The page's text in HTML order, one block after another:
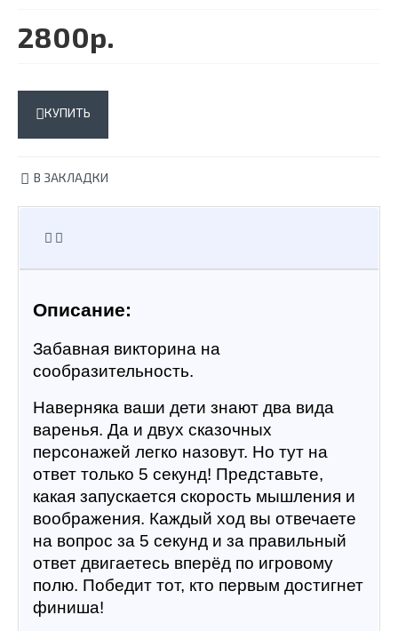
2800р.
КУПИТЬ
В ЗАКЛАДКИ
Описание:
Забавная викторина на
сообразительность.
Наверняка ваши дети знают два вида
варенья. Да и двух сказочных
персонажей легко назовут. Но тут на
ответ только 5 секунд! Представьте,
какая запускается скорость мышления и
воображения. Каждый ход вы отвечаете
на вопрос за 5 секунд и за правильный
ответ двигаетесь вперёд по игровому
полю. Победит тот, кто первым достигнет
финиша!